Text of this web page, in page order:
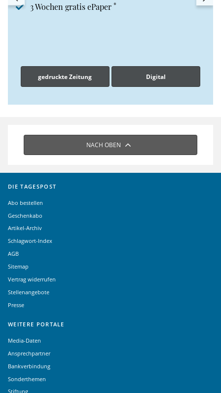
3 Wochen gratis ePaper *
gedruckte Zeitung Digital
NACH OBEN
DIE TAGESPOST
Abo bestellen
Geschenkabo
Artikel-Archiv
Schlagwort-Index
AGB
Sitemap
Vertrag widerrufen
Stellenangebote
Presse
WEITERE PORTALE
Media-Daten
Ansprechpartner
Bankverbindung
Sonderthemen
Stiftung